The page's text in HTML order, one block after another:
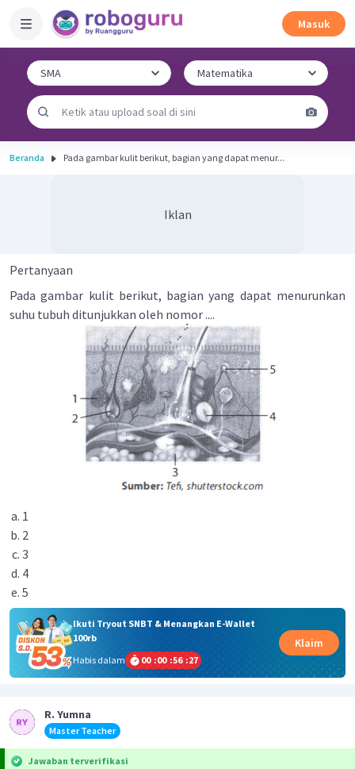
Masuk
Beranda Pada gambar kulit berikut, bagian yang dapat menur...
Iklan
Pertanyaan
Pada gambar kulit berikut, bagian yang dapat menurunkan
suhu tubuh ditunjukkan oleh nomor ....
1
2
3
4
5
Ikuti Tryout SNBT & Menangkan E-Wallet
100rb
Habis dalam
00 :00 :56 :27
Klaim
R. Yumna
Master Teacher
Jawaban terverifikasi